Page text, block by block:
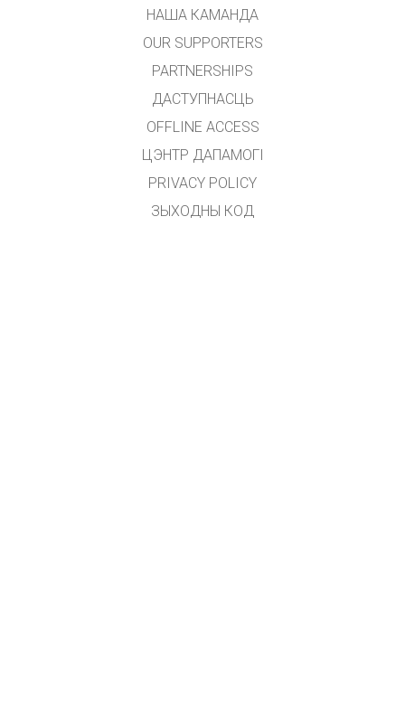
НАША КАМАНДА
OUR SUPPORTERS
PARTNERSHIPS
ДАСТУПНАСЦЬ
OFFLINE ACCESS
ЦЭНТР ДАПАМОГІ
PRIVACY POLICY
ЗЫХОДНЫ КОД